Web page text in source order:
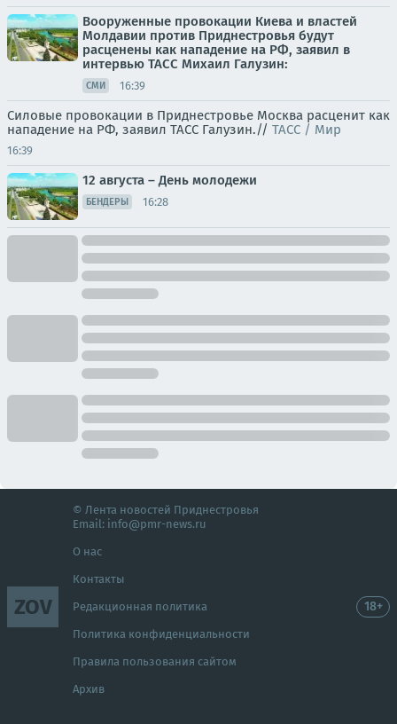
Вооруженные провокации Киева и властей
Молдавии против Приднестровья будут
расценены как нападение на РФ, заявил в
интервью ТАСС Михаил Галузин:
СМИ 16:39
Силовые провокации в Приднестровье Москва расценит как
нападение на РФ, заявил ТАСС Галузин.// ТАСС / Мир
16:39
12 августа – День молодежи
БЕНДЕРЫ 16:28
ZOV
© Лента новостей Приднестровья
Email: info@pmr-news.ru
О нас
Контакты
Редакционная политика
Политика конфиденциальности
Правила пользования сайтом
Архив
18+